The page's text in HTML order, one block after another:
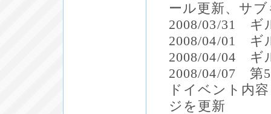
ール更新、サ
2008/03/31 ギ
2008/04/01 ギ
2008/04/04 ギ
2008/04/07 第
ドイベント内
ジを更新